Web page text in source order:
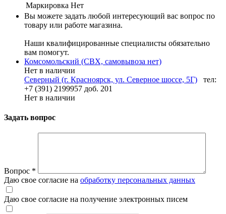
Маркировка Нет
Вы можете задать любой интересующий вас вопрос по
товару или работе магазина.
Наши квалифицированные специалисты обязательно
вам помогут.
Комсомольский (СВХ, самовывоза нет)
Нет в наличии
Северный (г. Красноярск, ул. Северное шоссе, 5Г)
тел:
+7 (391) 2199957 доб. 201
Нет в наличии
Задать вопрос
Вопрос *
Даю свое согласие на обработку персональных данных
Даю свое согласие на получение электронных писем